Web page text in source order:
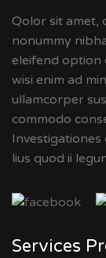
Qolor sit amet,
nonummy
eleifend option
wisi enim ad
ullamcorper
commodo
lius quod ii
Services